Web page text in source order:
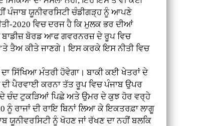
ਪੰਜਾਬ ਯੂਨੀਵਰਸਿਟੀ ਚੰਡੀਗੜ੍ਹ ਨੂੰ ਆਪਣੇ
2020 ਵਿਚ ਦਰਜ ਹੈ ਕਿ ਮੁਲਕ ਭਰ ਦੀਆਂ
ਬਾਡੀਜ਼ ਬੋਰਡ ਆਫ ਗਵਰਨਰਜ਼ ਦੇ ਰੂਪ ਵਿਚ
ਤੈਅ ਕੀਤੇ ਜਾਣਗੇ। ਇਸ ਕਰਕੇ ਇਸ ਨੀਤੀ ਵਿਚ
ਸਿੱਖਿਆ ਮੰਤਰੀ ਹੋਵੇਗਾ। ਬਾਕੀ ਕਈ ਖੇਤਰਾਂ ਦੇ
ਪੈਰਵਾਈ ਕਰਨਾ ਤੱਤ ਰੂਪ ਵਿਚ ਪੰਜਾਬ ਉਪਰ
ਦੇ ਚੰਦ ਟੁਕੜਿਆਂ ਪਿਛੇ ਅਤੇ ਉਮਰ ਦੇ ਕੁਝ ਹੋਰ ਵਰ੍ਹੇ
ਨੂੰ ਰਾਜਾਂ ਦੀ ਰਾਇ ਬਿਨਾਂ ਲਿਆ ਕੇ ਇਕਤਰਫ਼ਾ ਲਾਗੂ
ਨੂੰ ਖੋਹਣ ਜਾਂ ਰੱਖਣ ਦਾ ਨਹੀਂ ਬਲਕਿ